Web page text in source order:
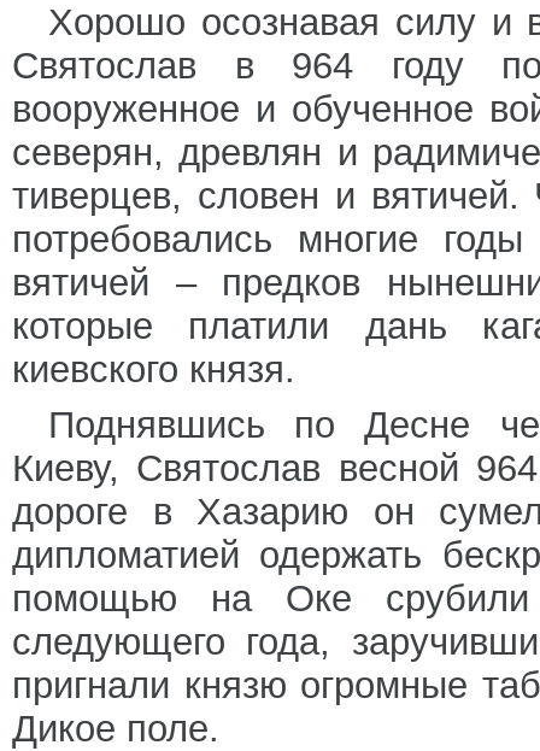
Хорошо осознавая силу и
Святослав в 964 году
вооруженное и обученное
северян, древлян и
тиверцев, словен и
потребовались многие
вятичей – предков
которые платили дань
киевского князя.
Поднявшись по Десне
Киеву, Святослав весной
дороге в Хазарию он
дипломатией одержать
помощью на Оке
следующего года,
пригнали князю огромные
Дикое поле.